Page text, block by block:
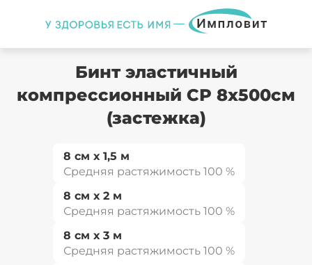
Назад
Бинт эластичный
компрессионный СР 8х500см
(застежка)
8 см х 1,5 м
Средняя растяжимость 100 %
8 см х 2 м
Средняя растяжимость 100 %
8 см х 3 м
Средняя растяжимость 100 %